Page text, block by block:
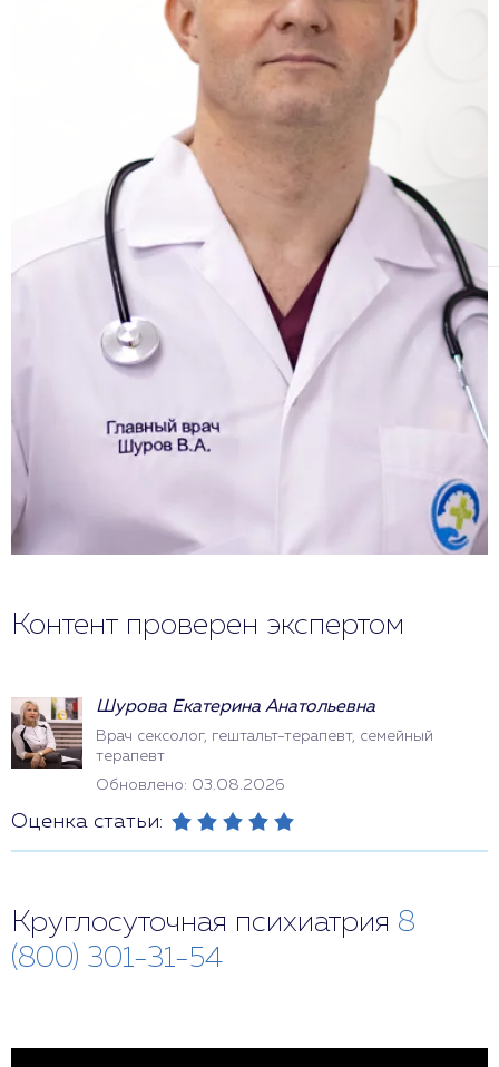
Контент проверен экспертом
Шурова Екатерина Анатольевна
Врач сексолог, гештальт-терапевт, семейный
терапевт
Обновлено: 03.08.2026
Оценка статьи:
Круглосуточная психиатрия 8
(800) 301-31-54